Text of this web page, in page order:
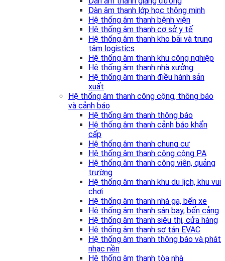
Dàn âm thanh lớp học thông minh
Hệ thống âm thanh bệnh viện
Hệ thống âm thanh cơ sở y tế
Hệ thống âm thanh kho bãi và trung
tâm logistics
Hệ thống âm thanh khu công nghiệp
Hệ thống âm thanh nhà xưởng
Hệ thống âm thanh điều hành sản
xuất
Hệ thống âm thanh công cộng, thông báo
và cảnh báo
Hệ thống âm thanh thông báo
Hệ thống âm thanh cảnh báo khẩn
cấp
Hệ thống âm thanh chung cư
Hệ thống âm thanh công cộng PA
Hệ thống âm thanh công viên, quảng
trường
Hệ thống âm thanh khu du lịch, khu vui
chơi
Hệ thống âm thanh nhà ga, bến xe
Hệ thống âm thanh sân bay, bến cảng
Hệ thống âm thanh siêu thị, cửa hàng
Hệ thống âm thanh sơ tán EVAC
Hệ thống âm thanh thông báo và phát
nhạc nền
Hệ thống âm thanh tòa nhà